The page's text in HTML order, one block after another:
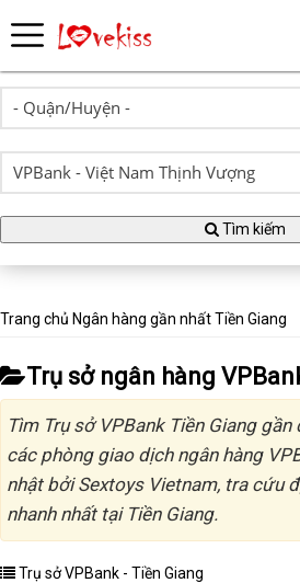
Tìm kiếm
Trang chủ Ngân hàng gần nhấtTiền Giang
Trụ sở ngân hàng
Tìm Trụ sở VPBank Tiền Giang gần
các phòng giao dịch ngân hàng
nhật bởi Sextoys Vietnam, tra cứu
nhanh nhất tại Tiền Giang.
Trụ sở VPBank - Tiền Giang